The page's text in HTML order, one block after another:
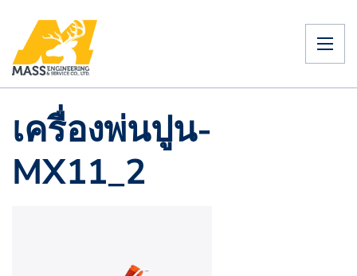
เครื่องพ่นปูน-
MX11_2